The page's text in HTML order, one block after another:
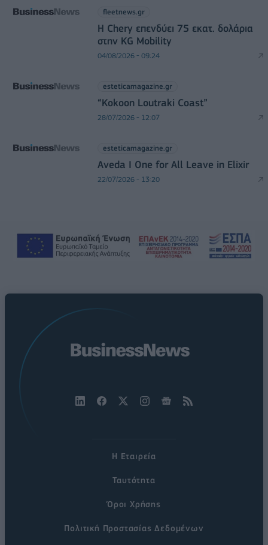
fleetnews.gr
Η Chery επενδύει 75 εκατ. δολάρια
στην KG Mobility
04/08/2026 - 09:24
esteticamagazine.gr
“Kokoon Loutraki Coast”
28/07/2026 - 12:07
esteticamagazine.gr
Aveda I One for All Leave in Elixir
22/07/2026 - 13:20
Η Εταιρεία
Ταυτότητα
Όροι Χρήσης
Πολιτική Προστασίας Δεδομένων